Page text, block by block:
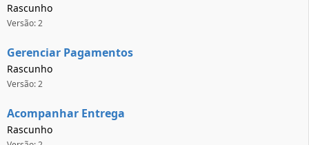
Rascunho
Versão: 2
Gerenciar Pagamentos
Rascunho
Versão: 2
Acompanhar Entrega
Rascunho